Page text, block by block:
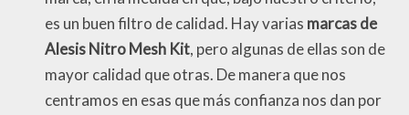
es un buen filtro de calidad. Hay varias marcas de
Alesis Nitro Mesh Kit, pero algunas de ellas son de
mayor calidad que otras. De manera que nos
centramos en esas que más confianza nos dan por